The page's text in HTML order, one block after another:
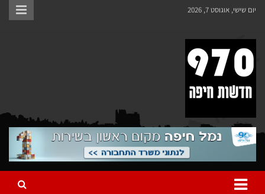
יום שישי, אוגוסט 7, 2026
970 חדשות חיפה
970 חדשות חיפה